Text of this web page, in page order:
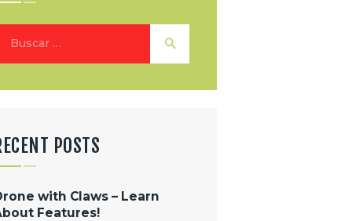
POSTS
with Claws – Learn
Features!